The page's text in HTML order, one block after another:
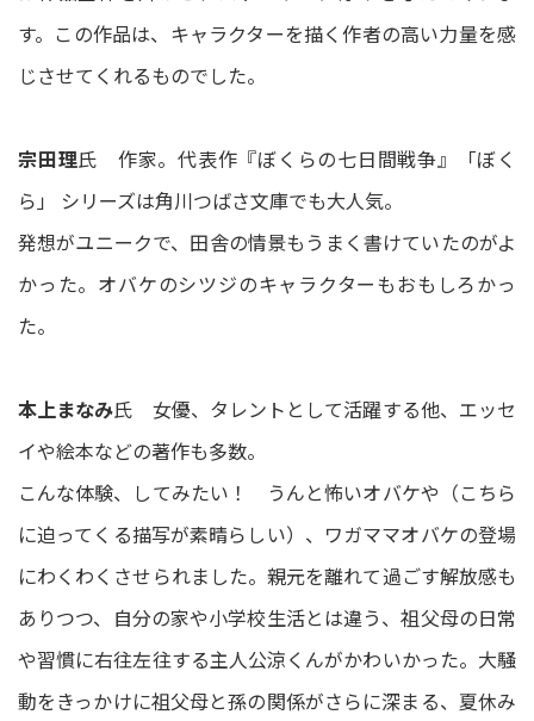
す。この作品は、キャラクターを描く作者の高い力量を感
じさせてくれるものでした。
宗田理氏 作家。代表作『ぼくらの七日間戦争』「ぼく
ら」 シリーズは角川つばさ文庫でも大人気。
発想がユニークで、田舎の情景もうまく書けていたのがよ
かった。オバケのシツジのキャラクターもおもしろかっ
た。
本上まなみ氏 女優、タレントとして活躍する他、エッセ
イや絵本などの著作も多数。
こんな体験、してみたい！ うんと怖いオバケや（こちら
に迫ってくる描写が素晴らしい）、ワガママオバケの登場
にわくわくさせられました。親元を離れて過ごす解放感も
ありつつ、自分の家や小学校生活とは違う、祖父母の日常
や習慣に右往左往する主人公涼くんがかわいかった。大騒
動をきっかけに祖父母と孫の関係がさらに深まる、夏休み